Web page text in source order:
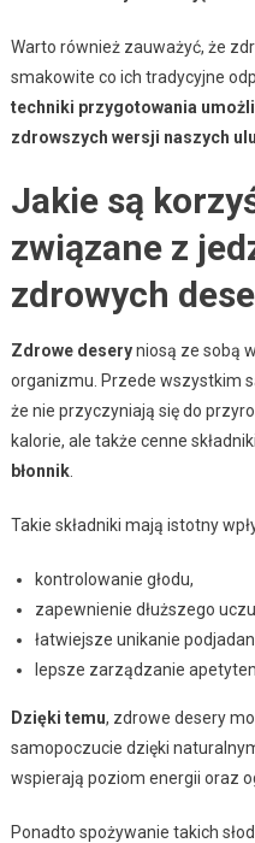
Warto również zauważyć, że
smakowite co ich tradycyjne
techniki przygotowania
zdrowszych wersji naszych
Jakie są
związane z
zdrowych
Zdrowe deseryniosą ze sobą
organizmu. Przede wszystkim
że nie przyczyniają się do
kalorie, ale także cenne
błonnik.
Takie składniki mają istotny
kontrolowanie głodu,
zapewnienie dłuższego
łatwiejsze unikanie
lepsze zarządzanie
Dzięki temu, zdrowe desery
samopoczucie dzięki
wspierają poziom energii oraz
Ponadto spożywanie takich